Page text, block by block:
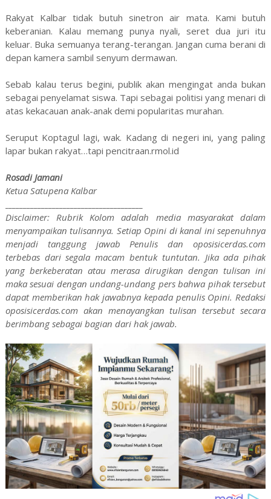
Rakyat Kalbar tidak butuh sinetron air mata. Kami butuh
keberanian. Kalau memang punya nyali, seret dua juri itu
keluar. Buka semuanya terang-terangan. Jangan cuma berani di
depan kamera sambil senyum dermawan.
Sebab kalau terus begini, publik akan mengingat anda bukan
sebagai penyelamat siswa. Tapi sebagai politisi yang menari di
atas kekacauan anak-anak demi popularitas murahan.
Seruput Koptagul lagi, wak. Kadang di negeri ini, yang paling
lapar bukan rakyat…tapi pencitraan.rmol.id
Rosadi Jamani
Ketua Satupena Kalbar
Disclaimer: Rubrik Kolom adalah media masyarakat dalam
menyampaikan tulisannya. Setiap Opini di kanal ini sepenuhnya
menjadi tanggung jawab Penulis dan oposisicerdas.com
terbebas dari segala macam bentuk tuntutan. Jika ada pihak
yang berkeberatan atau merasa dirugikan dengan tulisan ini
maka sesuai dengan undang-undang pers bahwa pihak tersebut
dapat memberikan hak jawabnya kepada penulis Opini. Redaksi
oposisicerdas.com akan menayangkan tulisan tersebut secara
berimbang sebagai bagian dari hak jawab.